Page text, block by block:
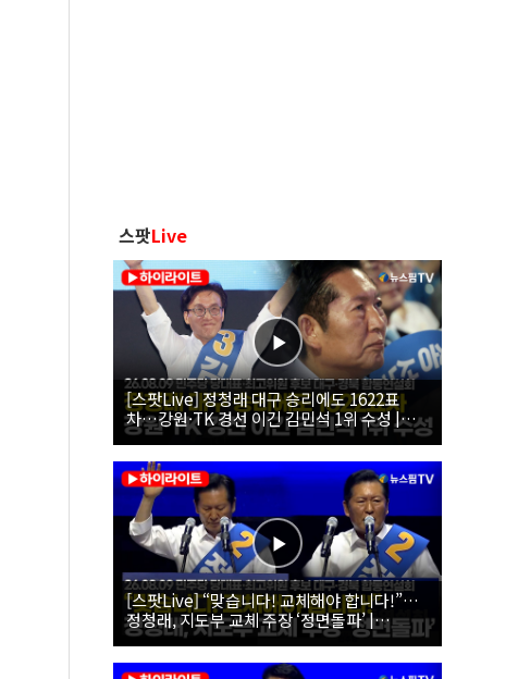
스팟Live
[스팟Live] 정청래 대구 승리에도 1622표
차…강원·TK 경선 이긴 김민석 1위 수성 |
26.08.09 더불어민주당 당대표·최고위원 후
보 대구·경북 합동연설회
[스팟Live] “맞습니다! 교체해야 합니다!”…
정청래, 지도부 교체 주장 ‘정면돌파’ |
26.08.09 더불어민주당 당대표·최고위원 후
보 대구·경북 합동연설회